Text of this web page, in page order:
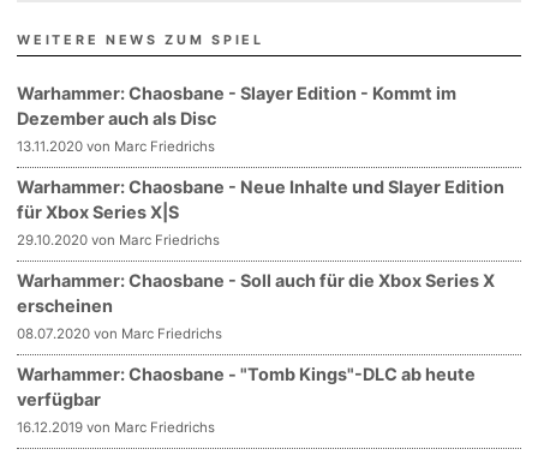
WEITERE NEWS ZUM SPIEL
Warhammer: Chaosbane - Slayer Edition - Kommt im
Dezember auch als Disc
13.11.2020 von Marc Friedrichs
Warhammer: Chaosbane - Neue Inhalte und Slayer Edition
für Xbox Series X|S
29.10.2020 von Marc Friedrichs
Warhammer: Chaosbane - Soll auch für die Xbox Series X
erscheinen
08.07.2020 von Marc Friedrichs
Warhammer: Chaosbane - "Tomb Kings"-DLC ab heute
verfügbar
16.12.2019 von Marc Friedrichs